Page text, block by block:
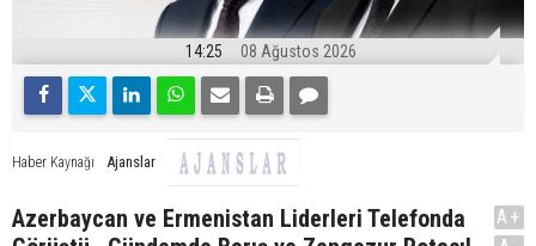
14:25 08 Ağustos 2026
Haber Kaynağı Ajanslar
Azerbaycan ve Ermenistan Liderleri Telefonda
A+